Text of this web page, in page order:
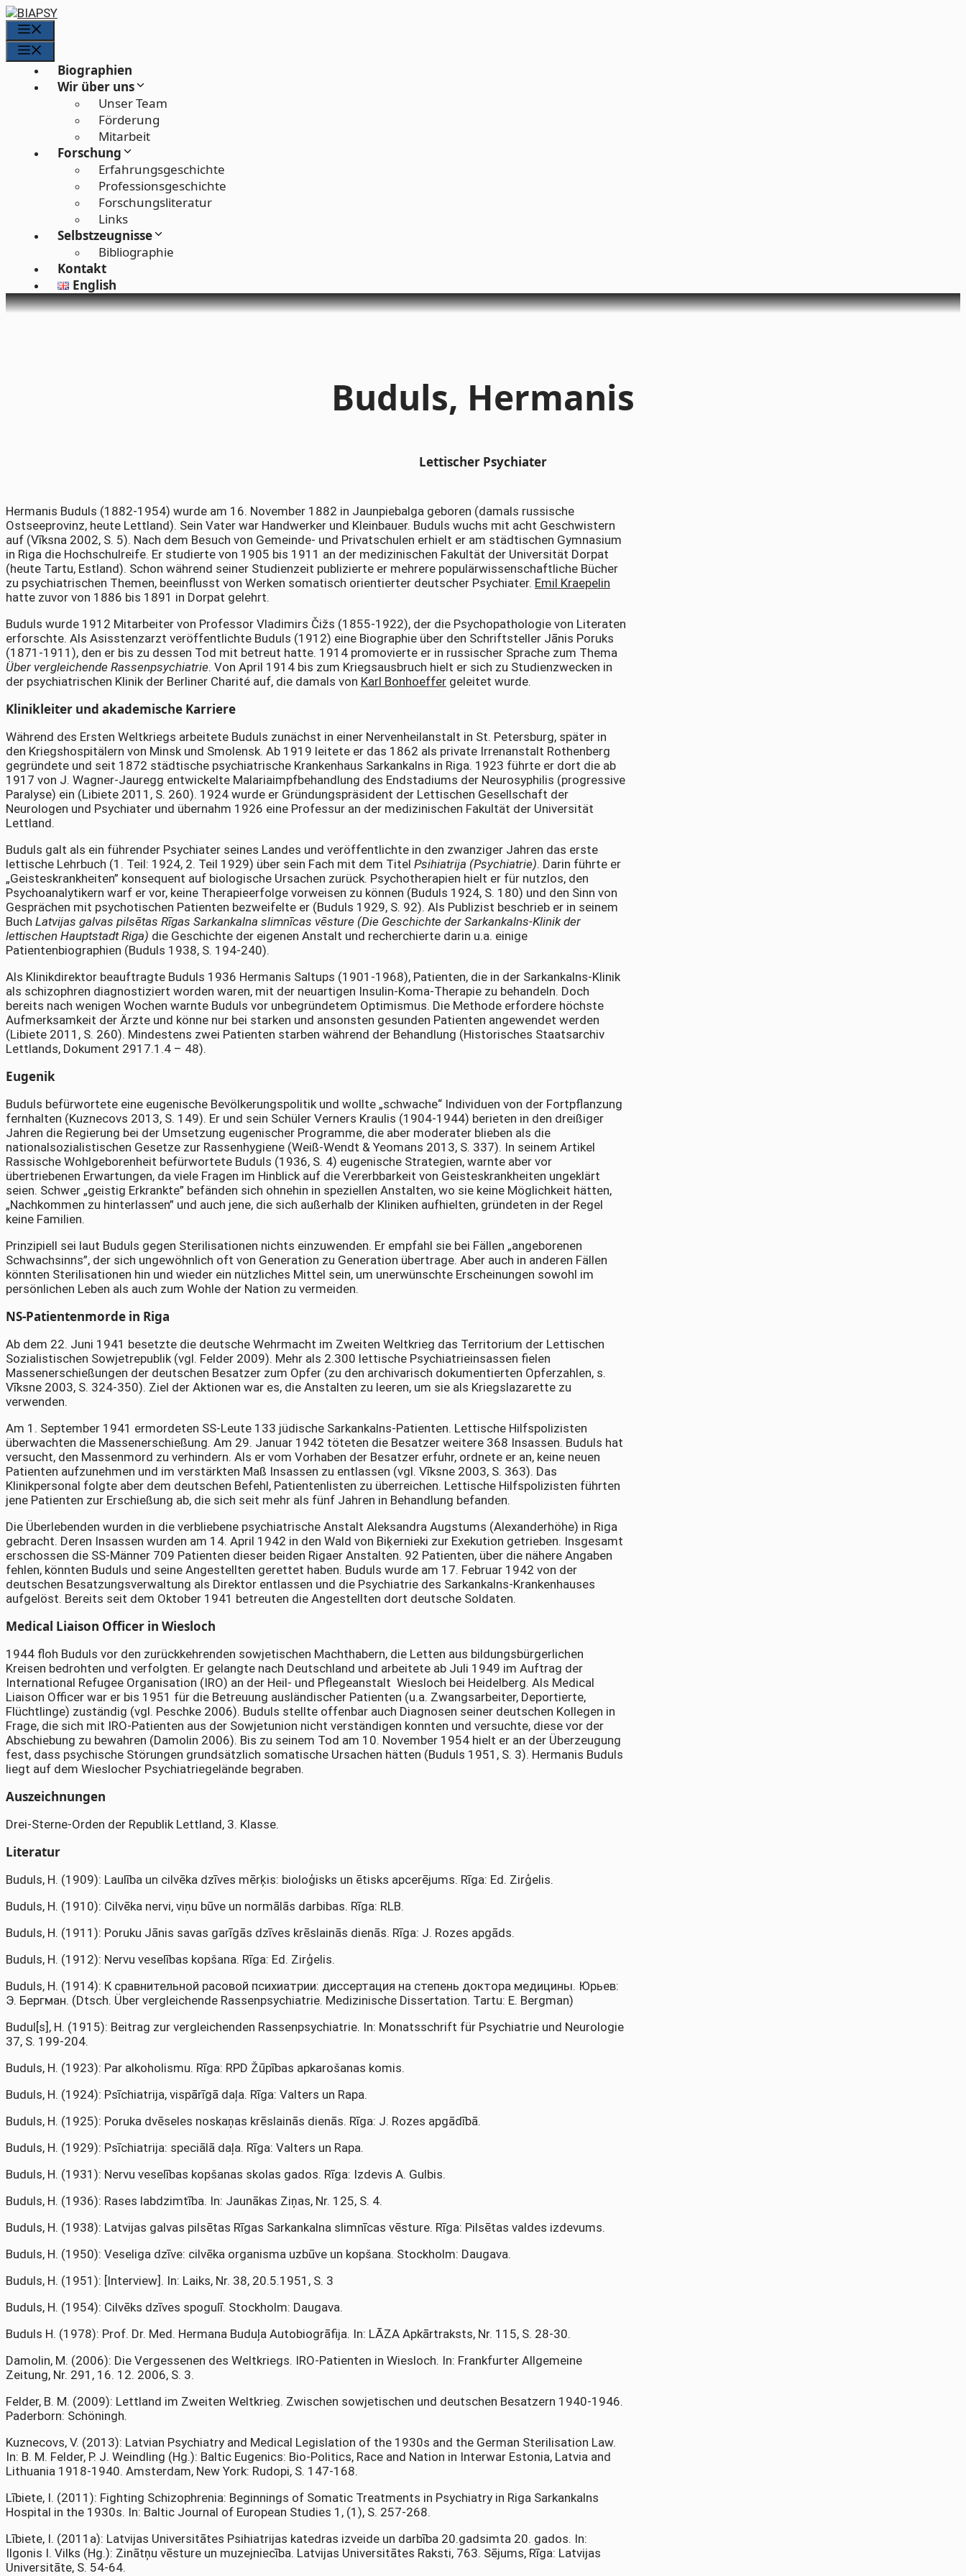
Zum
Inhalt
springen
Biographien
Wir über uns
Unser Team
Förderung
Mitarbeit
Forschung
Erfahrungs­geschichte
Professions­geschichte
Forschungs­literatur
Links
Selbstzeugnisse
Bibliographie
Kontakt
English
Buduls, Hermanis
Lettischer Psychiater
Hermanis Buduls (1882-1954) wurde am 16. November 1882 in Jaunpiebalga geboren (damals russische
Ostseeprovinz, heute Lettland). Sein Vater war Handwerker und Kleinbauer. Buduls wuchs mit acht Geschwistern
auf (Vīksna 2002, S. 5). Nach dem Besuch von Gemeinde- und Privatschulen erhielt er am städtischen Gymnasium
in Riga die Hochschulreife. Er studierte von 1905 bis 1911 an der medizinischen Fakultät der Universität Dorpat
(heute Tartu, Estland). Schon während seiner Studienzeit publizierte er mehrere populärwissenschaftliche Bücher
zu psychiatrischen Themen, beeinflusst von Werken somatisch orientierter deutscher Psychiater. Emil Kraepelin
hatte zuvor von 1886 bis 1891 in Dorpat gelehrt.
Buduls wurde 1912 Mitarbeiter von Professor Vladimirs Čižs (1855-1922), der die Psychopathologie von Literaten
erforschte. Als Asisstenzarzt veröffentlichte Buduls (1912) eine Biographie über den Schriftsteller Jānis Poruks
(1871-1911), den er bis zu dessen Tod mit betreut hatte. 1914 promovierte er in russischer Sprache zum Thema
Über vergleichende Rassenpsychiatrie. Von April 1914 bis zum Kriegsausbruch hielt er sich zu Studienzwecken in
der psychiatrischen Klinik der Berliner Charité auf, die damals von Karl Bonhoeffer geleitet wurde.
Klinikleiter und akademische Karriere
Während des Ersten Weltkriegs arbeitete Buduls zunächst in einer Nervenheilanstalt in St. Petersburg, später in
den Kriegshospitälern von Minsk und Smolensk. Ab 1919 leitete er das 1862 als private Irrenanstalt Rothenberg
gegründete und seit 1872 städtische psychiatrische Krankenhaus Sarkankalns in Riga. 1923 führte er dort die ab
1917 von J. Wagner-Jauregg entwickelte Malariaimpfbehandlung des Endstadiums der Neurosyphilis (progressive
Paralyse) ein (Libiete 2011, S. 260). 1924 wurde er Gründungspräsident der Lettischen Gesellschaft der
Neurologen und Psychiater und übernahm 1926 eine Professur an der medizinischen Fakultät der Universität
Lettland.
Buduls galt als ein führender Psychiater seines Landes und veröffentlichte in den zwanziger Jahren das erste
lettische Lehrbuch (1. Teil: 1924, 2. Teil 1929) über sein Fach mit dem Titel Psihiatrija (Psychiatrie). Darin führte er
„Geisteskrankheiten” konsequent auf biologische Ursachen zurück. Psychotherapien hielt er für nutzlos, den
Psychoanalytikern warf er vor, keine Therapieerfolge vorweisen zu können (Buduls 1924, S. 180) und den Sinn von
Gesprächen mit psychotischen Patienten bezweifelte er (Buduls 1929, S. 92). Als Publizist beschrieb er in seinem
Buch Latvijas galvas pilsētas Rīgas Sarkankalna slimnīcas vēsture (Die Geschichte der Sarkankalns-Klinik der
lettischen Hauptstadt Riga) die Geschichte der eigenen Anstalt und recherchierte darin u.a. einige
Patientenbiographien (Buduls 1938, S. 194-240).
Als Klinikdirektor beauftragte Buduls 1936 Hermanis Saltups (1901-1968), Patienten, die in der Sarkankalns-Klinik
als schizophren diagnostiziert worden waren, mit der neuartigen Insulin-Koma-Therapie zu behandeln. Doch
bereits nach wenigen Wochen warnte Buduls vor unbegründetem Optimismus. Die Methode erfordere höchste
Aufmerksamkeit der Ärzte und könne nur bei starken und ansonsten gesunden Patienten angewendet werden
(Libiete 2011, S. 260). Mindestens zwei Patienten starben während der Behandlung (Historisches Staatsarchiv
Lettlands, Dokument 2917.1.4 – 48).
Eugenik
Buduls befürwortete eine eugenische Bevölkerungspolitik und wollte „schwache“ Individuen von der Fortpflanzung
fernhalten (Kuznecovs 2013, S. 149). Er und sein Schüler Verners Kraulis (1904-1944) berieten in den dreißiger
Jahren die Regierung bei der Umsetzung eugenischer Programme, die aber moderater blieben als die
nationalsozialistischen Gesetze zur Rassenhygiene (Weiß-Wendt & Yeomans 2013, S. 337). In seinem Artikel
Rassische Wohlgeborenheit befürwortete Buduls (1936, S. 4) eugenische Strategien, warnte aber vor
übertriebenen Erwartungen, da viele Fragen im Hinblick auf die Vererbbarkeit von Geisteskrankheiten ungeklärt
seien. Schwer „geistig Erkrankte” befänden sich ohnehin in speziellen Anstalten, wo sie keine Möglichkeit hätten,
„Nachkommen zu hinterlassen” und auch jene, die sich außerhalb der Kliniken aufhielten, gründeten in der Regel
keine Familien.
Prinzipiell sei laut Buduls gegen Sterilisationen nichts einzuwenden. Er empfahl sie bei Fällen „angeborenen
Schwachsinns”, der sich ungewöhnlich oft von Generation zu Generation übertrage. Aber auch in anderen Fällen
könnten Sterilisationen hin und wieder ein nützliches Mittel sein, um unerwünschte Erscheinungen sowohl im
persönlichen Leben als auch zum Wohle der Nation zu vermeiden.
NS-Patientenmorde in Riga
Ab dem 22. Juni 1941 besetzte die deutsche Wehrmacht im Zweiten Weltkrieg das Territorium der Lettischen
Sozialistischen Sowjetrepublik (vgl. Felder 2009). Mehr als 2.300 lettische Psychiatrieinsassen fielen
Massenerschießungen der deutschen Besatzer zum Opfer (zu den archivarisch dokumentierten Opferzahlen, s.
Vīksne 2003, S. 324-350). Ziel der Aktionen war es, die Anstalten zu leeren, um sie als Kriegslazarette zu
verwenden.
Am 1. September 1941 ermordeten SS-Leute 133 jüdische Sarkankalns-Patienten. Lettische Hilfspolizisten
überwachten die Massenerschießung. Am 29. Januar 1942 töteten die Besatzer weitere 368 Insassen. Buduls hat
versucht, den Massenmord zu verhindern. Als er vom Vorhaben der Besatzer erfuhr, ordnete er an, keine neuen
Patienten aufzunehmen und im verstärkten Maß Insassen zu entlassen (vgl. Vīksne 2003, S. 363). Das
Klinikpersonal folgte aber dem deutschen Befehl, Patientenlisten zu überreichen. Lettische Hilfspolizisten führten
jene Patienten zur Erschießung ab, die sich seit mehr als fünf Jahren in Behandlung befanden.
Die Überlebenden wurden in die verbliebene psychiatrische Anstalt Aleksandra Augstums (Alexanderhöhe) in Riga
gebracht. Deren Insassen wurden am 14. April 1942 in den Wald von Biķernieki zur Exekution getrieben. Insgesamt
erschossen die SS-Männer 709 Patienten dieser beiden Rigaer Anstalten. 92 Patienten, über die nähere Angaben
fehlen, könnten Buduls und seine Angestellten gerettet haben. Buduls wurde am 17. Februar 1942 von der
deutschen Besatzungsverwaltung als Direktor entlassen und die Psychiatrie des Sarkankalns-Krankenhauses
aufgelöst. Bereits seit dem Oktober 1941 betreuten die Angestellten dort deutsche Soldaten.
Medical Liaison Officer in Wiesloch
1944 floh Buduls vor den zurückkehrenden sowjetischen Machthabern, die Letten aus bildungsbürgerlichen
Kreisen bedrohten und verfolgten. Er gelangte nach Deutschland und arbeitete ab Juli 1949 im Auftrag der
International Refugee Organisation (IRO) an der Heil- und Pflegeanstalt Wiesloch bei Heidelberg. Als Medical
Liaison Officer war er bis 1951 für die Betreuung ausländischer Patienten (u.a. Zwangsarbeiter, Deportierte,
Flüchtlinge) zuständig (vgl. Peschke 2006). Buduls stellte offenbar auch Diagnosen seiner deutschen Kollegen in
Frage, die sich mit IRO-Patienten aus der Sowjetunion nicht verständigen konnten und versuchte, diese vor der
Abschiebung zu bewahren (Damolin 2006). Bis zu seinem Tod am 10. November 1954 hielt er an der Überzeugung
fest, dass psychische Störungen grundsätzlich somatische Ursachen hätten (Buduls 1951, S. 3). Hermanis Buduls
liegt auf dem Wieslocher Psychiatriegelände begraben.
Auszeichnungen
Drei-Sterne-Orden der Republik Lettland, 3. Klasse.
Literatur
Buduls, H. (1909): Laulība un cilvēka dzīves mērķis: bioloģisks un ētisks apcerējums. Rīga: Ed. Zirģelis.
Buduls, H. (1910): Cilvēka nervi, viņu būve un normālās darbibas. Rīga: RLB.
Buduls, H. (1911): Poruku Jānis savas garīgās dzīves krēslainās dienās. Rīga: J. Rozes apgāds.
Buduls, H. (1912): Nervu veselības kopšana. Rīga: Ed. Zirģelis.
Buduls, H. (1914): К сравнительной расовой психиатрии: диссертация на степень доктора медицины. Юрьев:
Э. Бергман. (Dtsch. Über vergleichende Rassenpsychiatrie. Medizinische Dissertation. Tartu: E. Bergman)
Budul[s], H. (1915): Beitrag zur vergleichenden Rassenpsychiatrie. In: Monatsschrift für Psychiatrie und Neurologie
37, S. 199-204.
Buduls, H. (1923): Par alkoholismu. Rīga: RPD Žūpības apkarošanas komis.
Buduls, H. (1924): Psīchiatrija, vispārīgā daļa. Rīga: Valters un Rapa.
Buduls, H. (1925): Poruka dvēseles noskaņas krēslainās dienās. Rīga: J. Rozes apgādībā.
Buduls, H. (1929): Psīchiatrija: speciālā daļa. Rīga: Valters un Rapa.
Buduls, H. (1931): Nervu veselības kopšanas skolas gados. Rīga: Izdevis A. Gulbis.
Buduls, H. (1936): Rases labdzimtība. In: Jaunākas Ziņas, Nr. 125, S. 4.
Buduls, H. (1938): Latvijas galvas pilsētas Rīgas Sarkankalna slimnīcas vēsture. Rīga: Pilsētas valdes izdevums.
Buduls, H. (1950): Veseliga dzīve: cilvēka organisma uzbūve un kopšana. Stockholm: Daugava.
Buduls, H. (1951): [Interview]. In: Laiks, Nr. 38, 20.5.1951, S. 3
Buduls, H. (1954): Cilvēks dzīves spogulī. Stockholm: Daugava.
Buduls H. (1978): Prof. Dr. Med. Hermana Buduļa Autobiogrāfija. In: LĀZA Apkārtraksts, Nr. 115, S. 28-30.
Damolin, M. (2006): Die Vergessenen des Weltkriegs. IRO-Patienten in Wiesloch. In: Frankfurter Allgemeine
Zeitung, Nr. 291, 16. 12. 2006, S. 3.
Felder, B. M. (2009): Lettland im Zweiten Weltkrieg. Zwischen sowjetischen und deutschen Besatzern 1940-1946.
Paderborn: Schöningh.
Kuznecovs, V. (2013): Latvian Psychiatry and Medical Legislation of the 1930s and the German Sterilisation Law.
In: B. M. Felder, P. J. Weindling (Hg.): Baltic Eugenics: Bio-Politics, Race and Nation in Interwar Estonia, Latvia and
Lithuania 1918-1940. Amsterdam, New York: Rudopi, S. 147-168.
Lībiete, I. (2011): Fighting Schizophrenia: Beginnings of Somatic Treatments in Psychiatry in Riga Sarkankalns
Hospital in the 1930s. In: Baltic Journal of European Studies 1, (1), S. 257-268.
Lībiete, I. (2011a): Latvijas Universitātes Psihiatrijas katedras izveide un darbība 20.gadsimta 20. gados. In:
Ilgonis I. Vilks (Hg.): Zinātņu vēsture un muzejniecība. Latvijas Universitātes Raksti, 763. Sējums, Rīga: Latvijas
Universitāte, S. 54-64.